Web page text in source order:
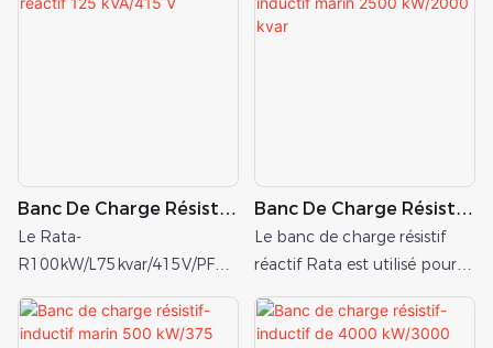
50/60 Hz, utilise une
et à gaz, ainsi que pour les
les tests de charge par
paliers et les tests de
maintenance annuels. Il
simule avec précision les
conditions réelles d'utilisation
grâce à une combinaison de
Banc De Charge Résistif-
Réactif 125 KVA/415 V
Le Rata-
R100kW/L75kvar/415V/PF0.8
est un banc de charge réactif
résistif de 125 kVA produit
Banc De Charge Résistif-
Inductif Marin 2500
KW/2000 Kvar
Le banc de charge résistif
réactif Rata est utilisé pour
tester le facteur de puissance
nominal du groupe